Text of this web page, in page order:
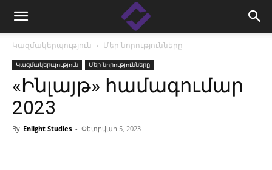
Կազմակերպություն Մեր նորությունները
Կազմակերպություն Մեր նորությունները
«Ինլայթ» համագումար
2023
By Enlight Studies - Փետրվար 5, 2023